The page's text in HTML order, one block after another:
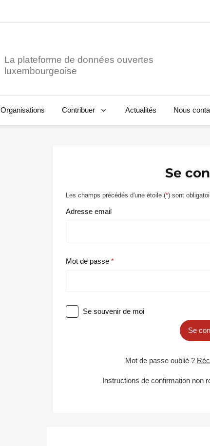
La plateforme de données ouvertes
Organisations Contribuer Actualités Nous
Se
Les champs précédés d'une étoile (*) sont
Adresse email
Mot de passe
Se souvenir de moi
Se
Mot de passe oublié ?
Instructions de confirmation non